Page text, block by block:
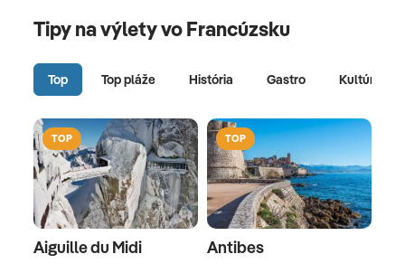
Tipy na výlety vo Francúzsku
Top Top pláže História Gastro Kultúra
TOP
Aiguille du Midi
TOP
Antibes